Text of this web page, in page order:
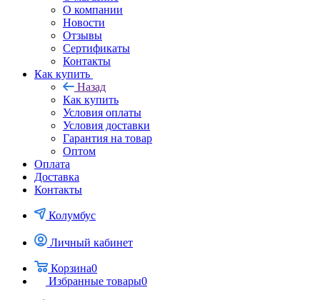
О компании
Новости
Отзывы
Сертификаты
Контакты
Как купить
Назад
Как купить
Условия оплаты
Условия доставки
Гарантия на товар
Оптом
Оплата
Доставка
Контакты
Колумбус
Личный кабинет
Корзина0
Избранные товары0